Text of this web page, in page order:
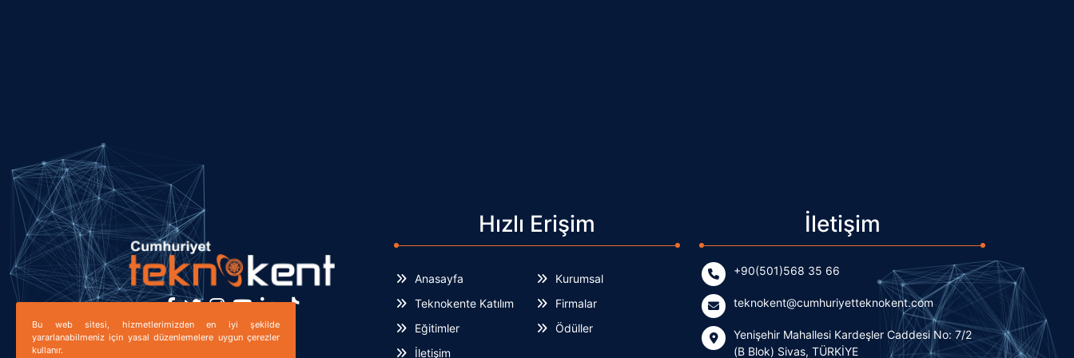
Bizi Takip Edin!
Hızlı Erişim
Anasayfa
Kurumsal
Teknokente Katılım
Firmalar
Eğitimler
Ödüller
İletişim
İletişim
+90(501)568 35 66
teknokent@cumhuriyetteknokent.com
Yenişehir Mahallesi Kardeşler Caddesi No: 7/2
(B Blok) Sivas, TÜRKİYE
Bu web sitesi, hizmetlerimizden en iyi şekilde
yararlanabilmeniz için yasal düzenlemelere uygun çerezler
kullanır.